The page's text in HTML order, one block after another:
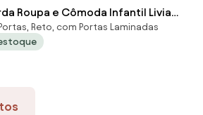
Roupa e Cômoda Infantil Livia
- Phoenix
Reto, com Portas Laminadas